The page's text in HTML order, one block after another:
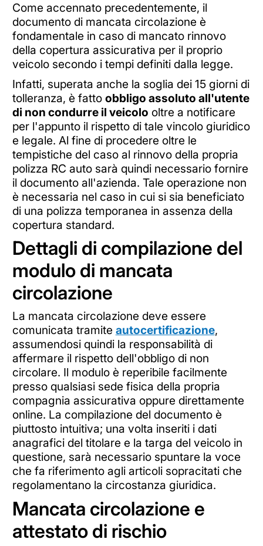
Come accennato precedentemente, il
documento di mancata circolazione è
fondamentale in caso di mancato rinnovo
della copertura assicurativa per il proprio
veicolo secondo i tempi definiti dalla legge.
Infatti, superata anche la soglia dei 15 giorni di
tolleranza, è fatto obbligo assoluto all'utente
di non condurre il veicolo oltre a notificare
per l'appunto il rispetto di tale vincolo giuridico
e legale. Al fine di procedere oltre le
tempistiche del caso al rinnovo della propria
polizza RC auto sarà quindi necessario fornire
il documento all'azienda. Tale operazione non
è necessaria nel caso in cui si sia beneficiato
di una polizza temporanea in assenza della
copertura standard.
Dettagli di compilazione del
modulo di mancata
circolazione
La mancata circolazione deve essere
comunicata tramite autocertificazione,
assumendosi quindi la responsabilità di
affermare il rispetto dell'obbligo di non
circolare. Il modulo è reperibile facilmente
presso qualsiasi sede fisica della propria
compagnia assicurativa oppure direttamente
online. La compilazione del documento è
piuttosto intuitiva; una volta inseriti i dati
anagrafici del titolare e la targa del veicolo in
questione, sarà necessario spuntare la voce
che fa riferimento agli articoli sopracitati che
regolamentano la circostanza giuridica.
Mancata circolazione e
attestato di rischio